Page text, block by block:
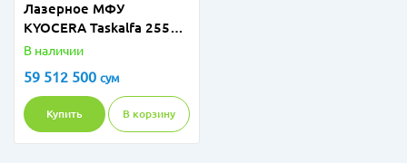
Лазерное МФУ
KYOCERA Taskalfa 2554ci
A3
В наличии
59 512 500 сум
Купить В корзину